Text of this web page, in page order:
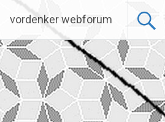
vordenker webforum